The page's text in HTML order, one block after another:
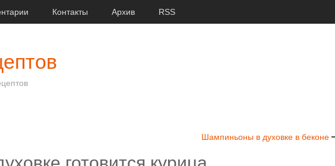
Контакты Архив RSS
Шампиньоны в духовке в беконе